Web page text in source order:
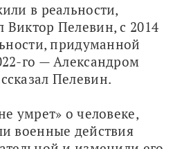
в реальности,
Пелевин, с 2014
придуманной
го — Александром
Пелевин.
умрет» о человеке,
военные действия